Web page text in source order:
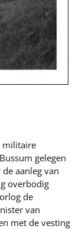
militaire
gelegen
aanleg van
overbodig
de
van
met de vesting